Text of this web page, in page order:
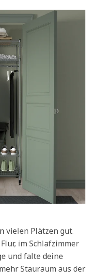
vielen Plätzen gut.
im Schlafzimmer
und falte deine
Stauraum aus der